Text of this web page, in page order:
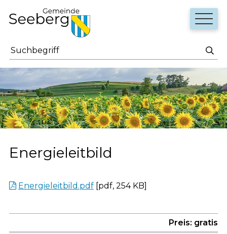
Navigieren in Seeberg
Schnellnavigation
Suchbegriff
Energieleitbild
Energieleitbild.pdf[pdf, 254 KB]
Preis: gratis